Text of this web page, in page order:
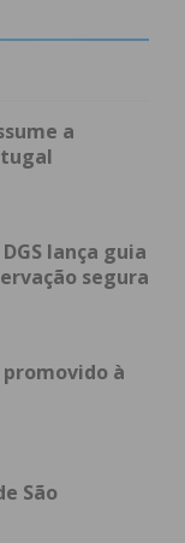
do
mail e
a
lança guia
segura
promovido à
São